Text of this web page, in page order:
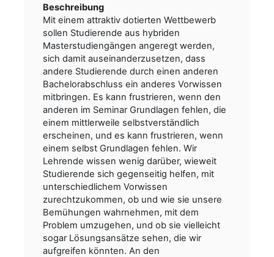
Beschreibung
Mit einem attraktiv dotierten Wettbewerb
sollen Studierende aus hybriden
Masterstudiengängen angeregt werden,
sich damit auseinanderzusetzen, dass
andere Studierende durch einen anderen
Bachelorabschluss ein anderes Vorwissen
mitbringen. Es kann frustrieren, wenn den
anderen im Seminar Grundlagen fehlen, die
einem mittlerweile selbstverständlich
erscheinen, und es kann frustrieren, wenn
einem selbst Grundlagen fehlen. Wir
Lehrende wissen wenig darüber, wieweit
Studierende sich gegenseitig helfen, mit
unterschiedlichem Vorwissen
zurechtzukommen, ob und wie sie unsere
Bemühungen wahrnehmen, mit dem
Problem umzugehen, und ob sie vielleicht
sogar Lösungsansätze sehen, die wir
aufgreifen könnten. An den